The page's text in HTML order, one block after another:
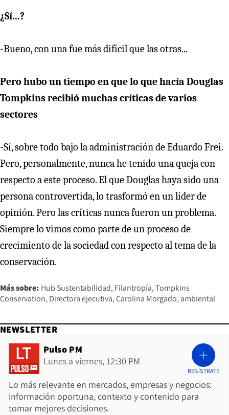
¿Sí...?
-Bueno, con una fue más difícil que las otras...
Pero hubo un tiempo en que lo que hacía Douglas
Tompkins recibió muchas críticas de varios
sectores
-Sí, sobre todo bajo la administración de Eduardo Frei.
Pero, personalmente, nunca he tenido una queja con
respecto a este proceso. El que Douglas haya sido una
persona controvertida, lo trasformó en un líder de
opinión. Pero las críticas nunca fueron un problema.
Siempre lo vimos como parte de un proceso de
crecimiento de la sociedad con respecto al tema de la
conservación.
Más sobre: Hub Sustentabilidad Filantropía Tompkins
Conservation Directora ejecutiva Carolina Morgado ambiental
NEWSLETTER
Pulso PM
Lunes a viernes, 12:30 PM
Lo más relevante en mercados, empresas y negocios:
información oportuna, contexto y contenido para
tomar mejores decisiones.
REGÍSTRATE